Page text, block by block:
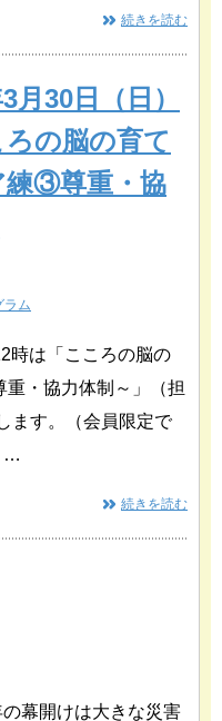
続きを読む
月30日（日）
の脳の育て
練③尊重・協
ラム
時は「こころの脳の
・協力体制～」（担
ます。（会員限定で
…
続きを読む
幕開けは大きな災害